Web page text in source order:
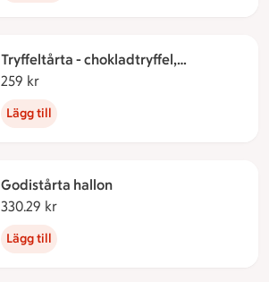
Tryffeltårta - chokladtryffel,
kladdkaka & cappuccinofärskost
259 kr
Lägg till
Godistårta hallon
330.29 kr
Lägg till